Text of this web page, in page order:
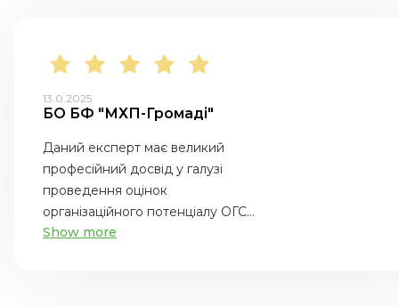
13.0.2025
БО БФ "МХП-Громаді"
Даний експерт має великий
професійний досвід у галузі
проведення оцінок
організаційного потенціалу ОГС...
Show more